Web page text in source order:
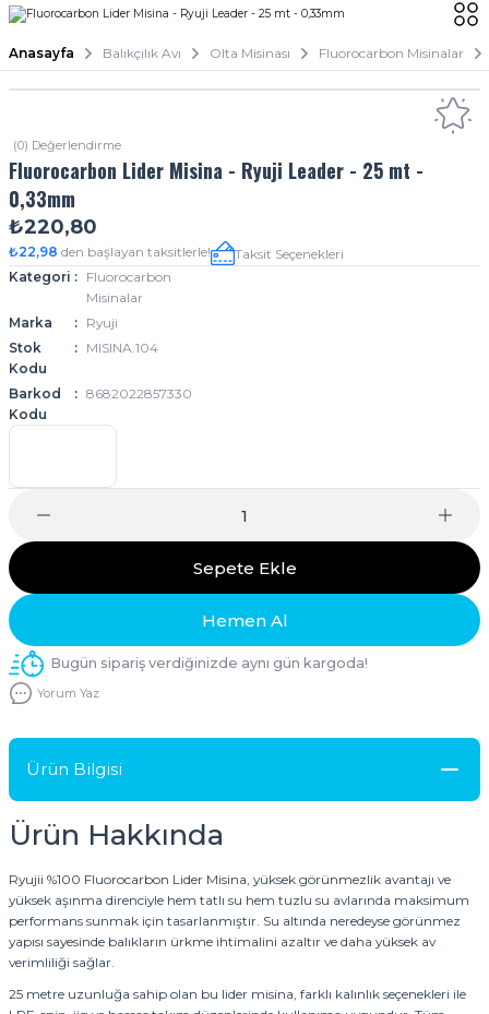
Anasayfa Balıkçılık Avı Olta Misinası Fluorocarbon Misinalar
(0) Değerlendirme
Fluorocarbon Lider Misina - Ryuji Leader - 25 mt -
0,33mm
₺220,80
₺22,98 den başlayan taksitlerle!
Taksit Seçenekleri
Kategori
Fluorocarbon
Misinalar
Marka
Ryuji
Stok
Kodu
MISINA.104
Barkod
Kodu
8682022857330
Sepete Ekle
Hemen Al
Bugün sipariş verdiğinizde aynı gün kargoda!
Yorum Yaz
Ürün Bilgisi
Ürün Hakkında
Ryujii %100 Fluorocarbon Lider Misina, yüksek görünmezlik avantajı ve
yüksek aşınma direnciyle hem tatlı su hem tuzlu su avlarında maksimum
performans sunmak için tasarlanmıştır. Su altında neredeyse görünmez
yapısı sayesinde balıkların ürkme ihtimalini azaltır ve daha yüksek av
verimliliği sağlar.
25 metre uzunluğa sahip olan bu lider misina, farklı kalınlık seçenekleri ile